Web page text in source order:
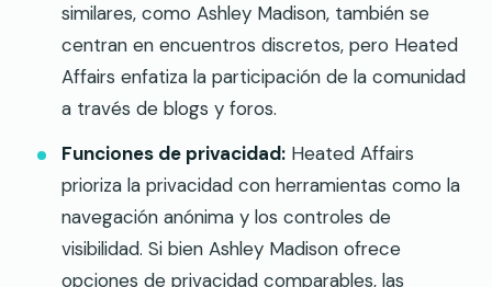
similares, como Ashley Madison, también se
centran en encuentros discretos, pero Heated
Affairs enfatiza la participación de la comunidad
a través de blogs y foros.
Funciones de privacidad: Heated Affairs
prioriza la privacidad con herramientas como la
navegación anónima y los controles de
visibilidad. Si bien Ashley Madison ofrece
opciones de privacidad comparables, las